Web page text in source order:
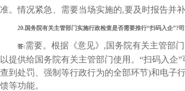
准。情况紧急、需要当场实施的,要及时报告并补
20.国务院有关主管部门实施行政检查是否需要推行“扫码入企”?
答:需要。根据《意见》,国务院有关主管部
以提供给国务院有关主管部门使用。“扫码入
查到处罚、强制等行政行为的全部环节)和电子
馈等功能。